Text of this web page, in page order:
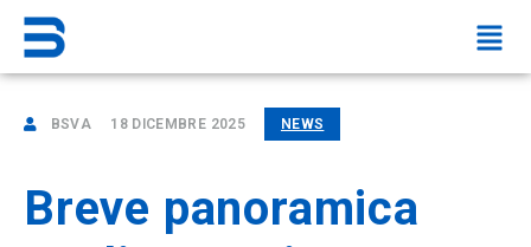
BSVA 18 DICEMBRE 2025 NEWS
Breve panoramica